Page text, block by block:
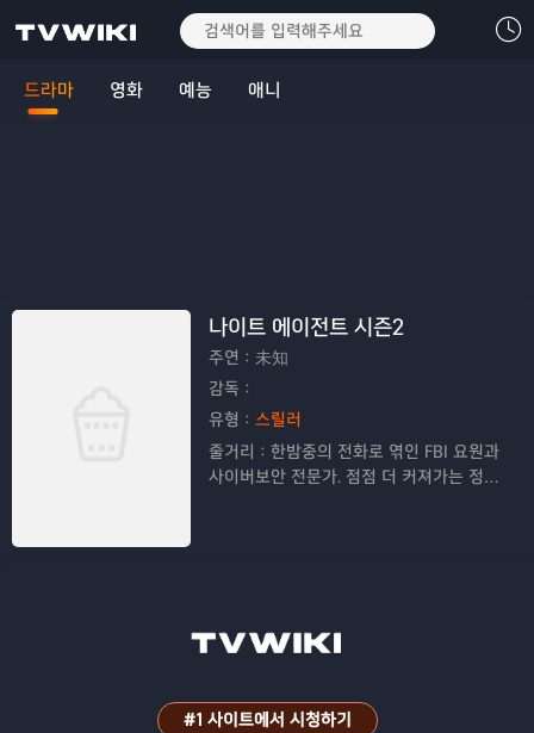
드라마 영화 예능 애니
나이트 에이전트 시즌2
주연： 未知
감독：
유형： 스릴러
줄거리： 한밤중의 전화로 엮인 FBI 요원과
사이버보안 전문가. 점점 더 커져가는 정치
#1 사이트에서 시청하기